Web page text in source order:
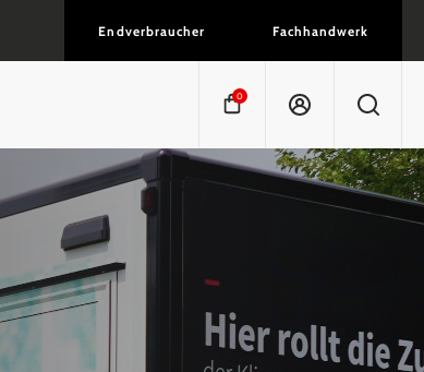
Endverbraucher Fachhandwerk
0